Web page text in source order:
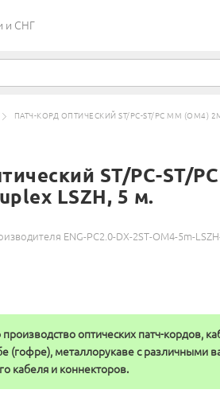
и СНГ
ПАТЧ-КОРД ОПТИЧЕСКИЙ ST/PC-ST/PC MM (OM4)
ST/PC-ST/
LSZH, 5 м.
ENG-PC2.0-DX-2ST-OM4-5m-
оптических патч-кордов,
(гофре), металлорукаве с различными
кабеля и коннекторов.